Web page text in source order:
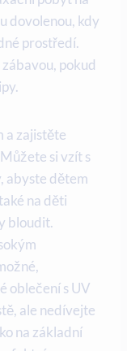
dovolenou,⁣ kdy
prostředí.
pokud
a zajistěte
si vzít s
abyste ‌dětem
‍na děti​
bloudit.
oblečení ⁣s UV
ale nedívejte‍
na​ základní